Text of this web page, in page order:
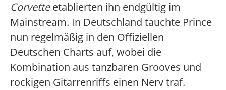
Corvetteetablierten ihn endgültig im
Mainstream. In Deutschland tauchte Prince
nun regelmäßig in den Offiziellen
Deutschen Charts auf, wobei die
Kombination aus tanzbaren Grooves und
rockigen Gitarrenriffs einen Nerv traf.